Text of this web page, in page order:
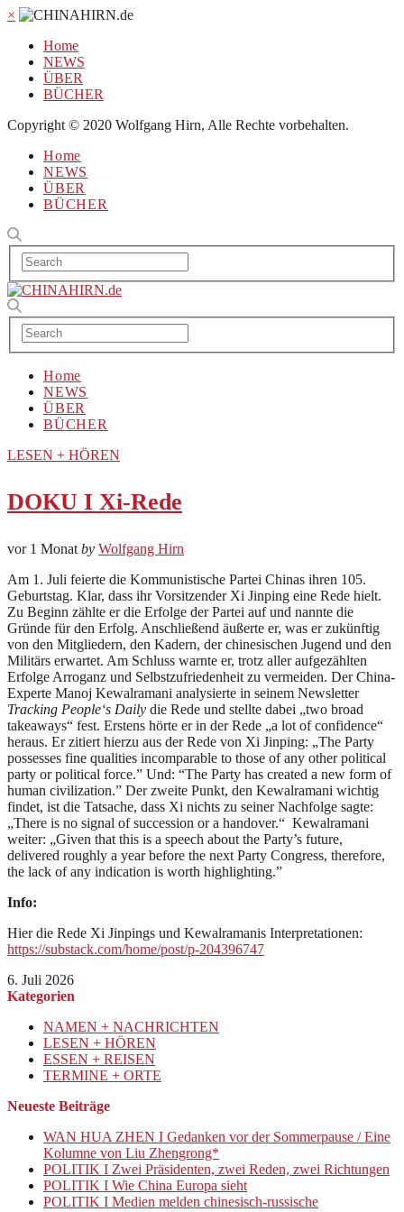
×
Home
NEWS
ÜBER
BÜCHER
Copyright © 2020 Wolfgang Hirn, Alle Rechte vorbehalten.
Home
NEWS
ÜBER
BÜCHER
Home
NEWS
ÜBER
BÜCHER
LESEN + HÖREN
DOKU I Xi-Rede
vor 1 Monat by Wolfgang Hirn
Am 1. Juli feierte die Kommunistische Partei Chinas ihren 105.
Geburtstag. Klar, dass ihr Vorsitzender Xi Jinping eine Rede hielt.
Zu Beginn zählte er die Erfolge der Partei auf und nannte die
Gründe für den Erfolg. Anschließend äußerte er, was er zukünftig
von den Mitgliedern, den Kadern, der chinesischen Jugend und den
Militärs erwartet. Am Schluss warnte er, trotz aller aufgezählten
Erfolge Arroganz und Selbstzufriedenheit zu vermeiden. Der China-
Experte Manoj Kewalramani analysierte in seinem Newsletter
Tracking People‘s Daily die Rede und stellte dabei „two broad
takeaways“ fest. Erstens hörte er in der Rede „a lot of confidence“
heraus. Er zitiert hierzu aus der Rede von Xi Jinping: „The Party
possesses fine qualities incomparable to those of any other political
party or political force.” Und: “The Party has created a new form of
human civilization.” Der zweite Punkt, den Kewalramani wichtig
findet, ist die Tatsache, dass Xi nichts zu seiner Nachfolge sagte:
„There is no signal of succession or a handover.“ Kewalramani
weiter: „Given that this is a speech about the Party’s future,
delivered roughly a year before the next Party Congress, therefore,
the lack of any indication is worth highlighting.”
Info:
Hier die Rede Xi Jinpings und Kewalramanis Interpretationen:
https://substack.com/home/post/p-204396747
6. Juli 2026
Kategorien
NAMEN + NACHRICHTEN
LESEN + HÖREN
ESSEN + REISEN
TERMINE + ORTE
Neueste Beiträge
WAN HUA ZHEN I Gedanken vor der Sommerpause / Eine
Kolumne von Liu Zhengrong*
POLITIK I Zwei Präsidenten, zwei Reden, zwei Richtungen
POLITIK I Wie China Europa sieht
POLITIK I Medien melden chinesisch-russische